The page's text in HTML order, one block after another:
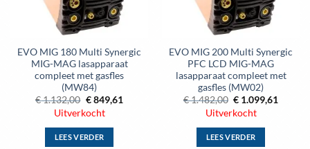
EVO MIG 180 Multi Synergic
MIG-MAG lasapparaat
compleet met gasfles
(MW84)
€1.132,00 Oorspronkelijke
prijs
was:
€ 1.132,00.
€849,61Huidige
Uitverkocht
LEES VERDER
EVO MIG 200 Multi Synergic
PFC LCD MIG-MAG
lasapparaat compleet met
gasfles (MW02)
€1.482,00 Oorspronkelijke
prijs
was:
€ 1.482,00.
€ 1.099,61
Uitverkocht
LEES VERDER